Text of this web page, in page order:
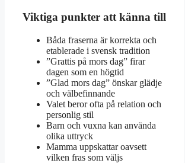
Viktiga punkter att känna till
Båda fraserna är korrekta och
etablerade i svensk tradition
”Grattis på mors dag” firar
dagen som en högtid
”Glad mors dag” önskar glädje
och välbefinnande
Valet beror ofta på relation och
personlig stil
Barn och vuxna kan använda
olika uttryck
Mamma uppskattar oavsett
vilken fras som väljs